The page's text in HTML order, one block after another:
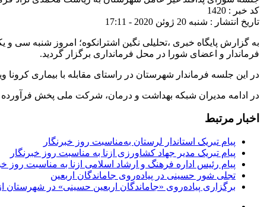
کد خبر : 1420
تاریخ انتشار : شنبه 20 ژوئن 2020 - 17:11
به گزارش پایگاه خبری ،تحلیلی نگین اشترانکوه؛ امروز شنبه سی
فرماندار و اعضای شورا در محل فرمانداری برگزار گردید.
در این جلسه فرماندار شهرستان در راستای مقابله با بیماری
در ادامه مدیران شبکه بهداشت و درمان، شرکت ملی پخش فرآورده
اخبار مرتبط
پیام تبریک استاندار لرستان به‌مناسبت روز خبرنگار
پیام تبریک مدیر جهاد کشاورزی ازنا به مناسبت روز خبرنگار
پیام رئیس اداره فرهنگ و ارشاد اسلامی ازنا به مناسبت روز
تجلی شور حسینی در پیاده‌روی جاماندگان اربعین
برگزاری پیاده‌روی «جاماندگان اربعین حسینی» در شهرستان